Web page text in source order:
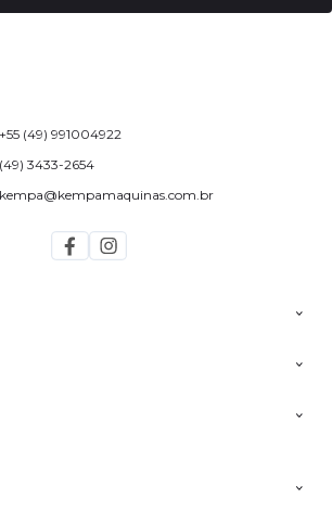
+55 (49) 991004922
(49) 3433-2654
kempa@kempamaquinas.com.br